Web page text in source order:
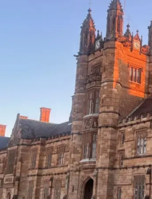
养批判意识和独立的研究和学习方法。
业旨在加深学生对人类历史范围内的艺术
并扩大对该学科本身的批判性和解释性目标
励对艺术生产的广泛地理理解，并鼓励学生
的关系和区别。还鼓励专业达到与其学科
语或其他语言的高级水平。
托福100、雅思7.0 ；申请
日 常规：1月5日
请，需要提交成绩单、学校报告、推荐信、
成绩、托福成绩和作品集。
少包含10个不同作品，强烈鼓励学生附上
家陈述。
、艺术博物馆、出版单位、新闻媒体、艺术
术史论毕业生的首选。